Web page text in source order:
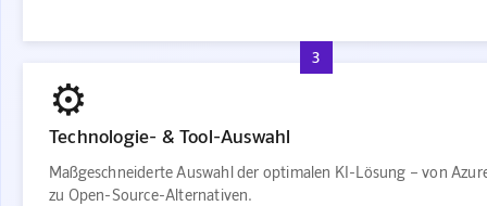
3
⚙️
Technologie- & Tool-Auswahl
Maßgeschneiderte Auswahl der optimalen KI-Lösung – von
zu Open-Source-Alternativen.